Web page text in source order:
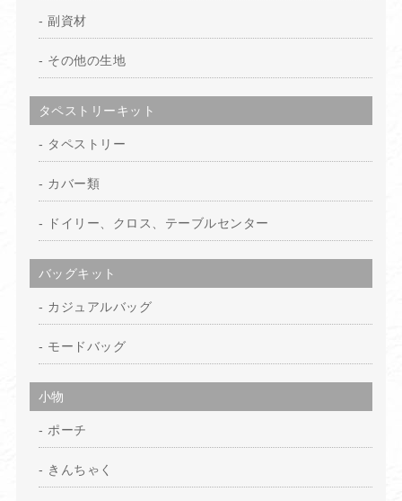
副資材
その他の生地
タペストリーキット
タペストリー
カバー類
ドイリー、クロス、テーブルセンター
バッグキット
カジュアルバッグ
モードバッグ
小物
ポーチ
きんちゃく